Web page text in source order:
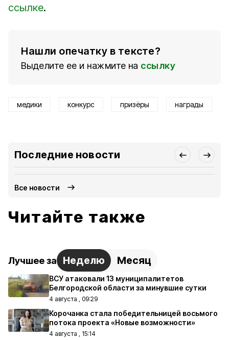
ссылке.
Нашли опечатку в тексте?
Выделите ее и нажмите на ссылку
медики конкурс призёры награды
Последние новости
Все новости
Читайте также
Лучшее за Неделю Месяц
ВСУ атаковали 13 муниципалитетов
Белгородской области за минувшие сутки
4 августа , 09:29
Корочанка стала победительницей восьмого
потока проекта «Новые возможности»
4 августа , 15:14